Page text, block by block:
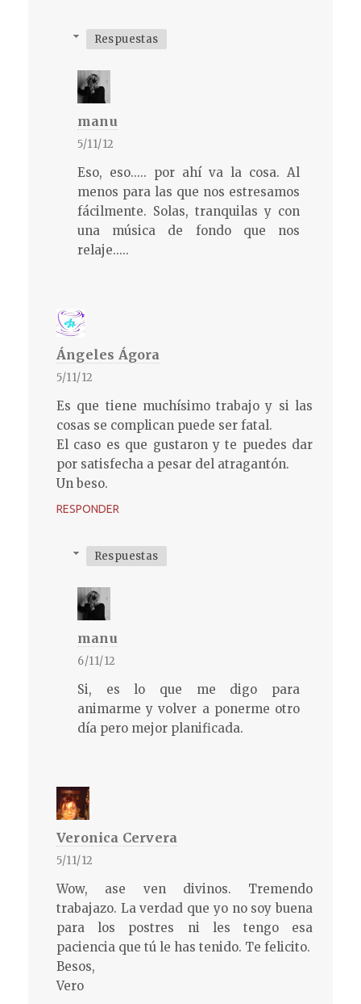
Respuestas
manu
5/11/12
Eso, eso..... por ahí va la cosa. Al
menos para las que nos estresamos
fácilmente. Solas, tranquilas y con
una música de fondo que nos
relaje.....
Ángeles Ágora
5/11/12
Es que tiene muchísimo trabajo y si las
cosas se complican puede ser fatal.
El caso es que gustaron y te puedes dar
por satisfecha a pesar del atragantón.
Un beso.
RESPONDER
Respuestas
manu
6/11/12
Si, es lo que me digo para
animarme y volver a ponerme otro
día pero mejor planificada.
Veronica Cervera
5/11/12
Wow, ase ven divinos. Tremendo
trabajazo. La verdad que yo no soy buena
para los postres ni les tengo esa
paciencia que tú le has tenido. Te felicito.
Besos,
Vero